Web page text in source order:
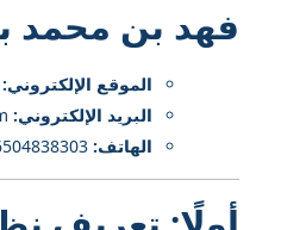
فهد بن محمد
الموقع الإلكتروني: fmb-lawfirm.com
البريد الإلكتروني:
الهاتف:966504838303